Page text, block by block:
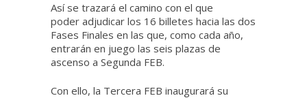
Así se trazará el camino con el que
poder adjudicar los 16 billetes hacia las dos
Fases Finales en las que, como cada año,
entrarán en juego las seis plazas de
ascenso a Segunda FEB.
Con ello, la Tercera FEB inaugurará su